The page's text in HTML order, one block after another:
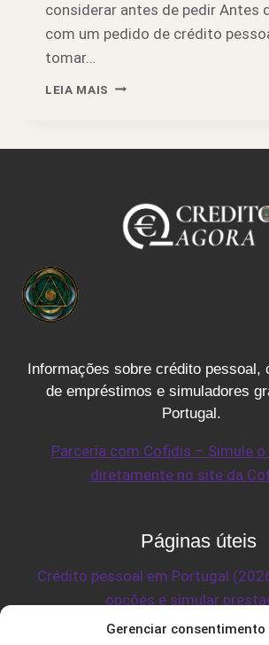
Gerenciar consentimento
considerar antes de pedir Antes
com um pedido de crédito
tomar…
LEIA MAIS EMPRÉSTIMO
CONSIDERAR
ANTES
DE
Informações sobre crédito pessoal,
de empréstimos e simuladores
Portugal.
Parceria com Cofidis – Simule
diretamente no site da
Páginas úteis
Crédito pessoal em Portugal
opções e simular
Crédito consolidado em Portugal